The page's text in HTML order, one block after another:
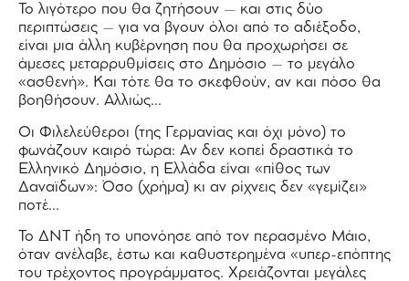
Το λιγότερο που θα ζητήσουν – και στις δύο
περιπτώσεις – για να βγουν όλοι από το αδιέξοδο,
είναι μια άλλη κυβέρνηση που θα προχωρήσει σε
άμεσες μεταρρυθμίσεις στο Δημόσιο – το μεγάλο
«ασθενή». Και τότε θα το σκεφθούν, αν και πόσο θα
βοηθήσουν. Αλλιώς…
Οι Φιλελεύθεροι (της Γερμανίας και όχι μόνο) το
φωνάζουν καιρό τώρα: Αν δεν κοπεί δραστικά το
Ελληνικό Δημόσιο, η Ελλάδα είναι «πίθος των
Δαναϊδων»: Όσο (χρήμα) κι αν ρίχνεις δεν «γεμίζει»
ποτέ…
Το ΔΝΤ ήδη το υπονόησε από τον περασμένο Μάιο,
όταν ανέλαβε, έστω και καθυστερημένα «υπερ-επόπτης
του τρέχοντος προγράμματος. Χρειάζονται μεγάλες